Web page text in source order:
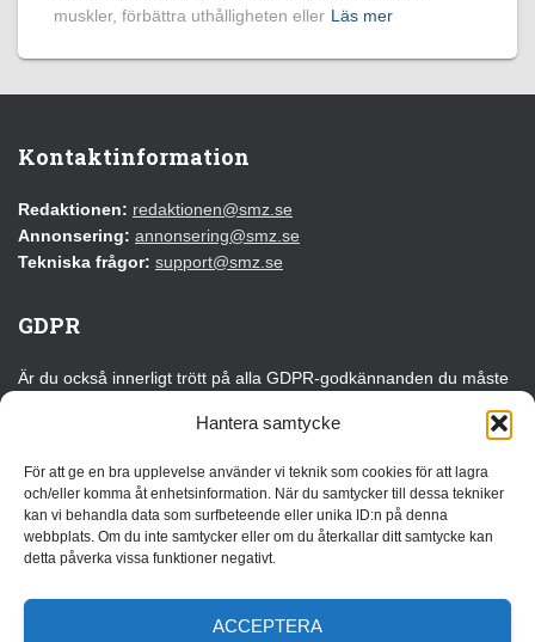
Hantera samtycke
För att ge en bra upplevelse använder vi teknik som cookies för att lagra
och/eller komma åt enhetsinformation. När du samtycker till dessa tekniker
kan vi behandla data som surfbeteende eller unika ID:n på denna
webbplats. Om du inte samtycker eller om du återkallar ditt samtycke kan
detta påverka vissa funktioner negativt.
ACCEPTERA
muskler, förbättra uthålligheten eller Läs mer
Kontaktinformation
Redaktionen: redaktionen@smz.se
Annonsering: annonsering@smz.se
Tekniska frågor: support@smz.se
GDPR
Är du också innerligt trött på alla GDPR-godkännanden du måste
Läs vår GDPR-information
Annonsera
Vi erbjuder flera olika annonslösningar som kan anpassas efter
målgrupp, budget och syfte. Oavsett om du vill bygga